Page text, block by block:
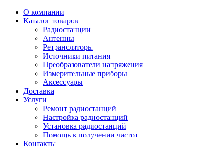
О компании
Каталог товаров
Радиостанции
Антенны
Ретрансляторы
Источники питания
Преобразователи напряжения
Измерительные приборы
Аксессуары
Доставка
Услуги
Ремонт радиостанций
Настройка радиостанций
Установка радиостанций
Помощь в получении частот
Контакты